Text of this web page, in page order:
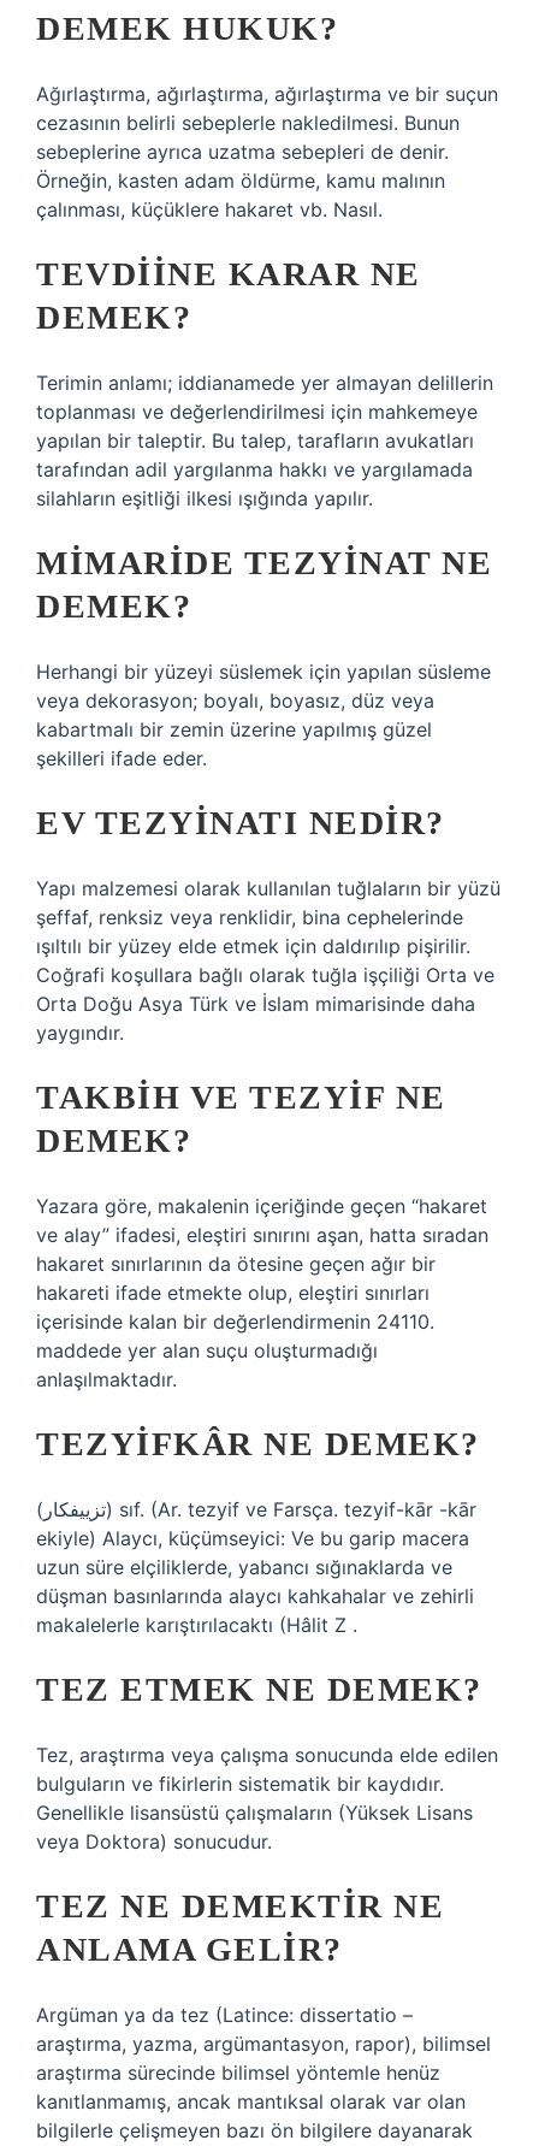
DEMEK HUKUK?
Ağırlaştırma, ağırlaştırma, ağırlaştırma ve bir suçun
cezasının belirli sebeplerle nakledilmesi. Bunun
sebeplerine ayrıca uzatma sebepleri de denir.
Örneğin, kasten adam öldürme, kamu malının
çalınması, küçüklere hakaret vb. Nasıl.
TEVDIINE KARAR NE
DEMEK?
Terimin anlamı; iddianamede yer almayan delillerin
toplanması ve değerlendirilmesi için mahkemeye
yapılan bir taleptir. Bu talep, tarafların avukatları
tarafından adil yargılanma hakkı ve yargılamada
silahların eşitliği ilkesi ışığında yapılır.
MIMARIDE TEZYINAT NE
DEMEK?
Herhangi bir yüzeyi süslemek için yapılan süsleme
veya dekorasyon; boyalı, boyasız, düz veya
kabartmalı bir zemin üzerine yapılmış güzel
şekilleri ifade eder.
EV TEZYINATI NEDIR?
Yapı malzemesi olarak kullanılan tuğlaların bir yüzü
şeffaf, renksiz veya renklidir, bina cephelerinde
ışıltılı bir yüzey elde etmek için daldırılıp pişirilir.
Coğrafi koşullara bağlı olarak tuğla işçiliği Orta ve
Orta Doğu Asya Türk ve İslam mimarisinde daha
yaygındır.
TAKBIH VE TEZYIF NE
DEMEK?
Yazara göre, makalenin içeriğinde geçen “hakaret
ve alay” ifadesi, eleştiri sınırını aşan, hatta sıradan
hakaret sınırlarının da ötesine geçen ağır bir
hakareti ifade etmekte olup, eleştiri sınırları
içerisinde kalan bir değerlendirmenin 24110.
maddede yer alan suçu oluşturmadığı
anlaşılmaktadır.
TEZYIFKÂR NE DEMEK?
(ﺗﺰﻳﻴﻔﻜﺎﺭ) sıf. (Ar. tezyіf ve Farsça. tezyіf-kār -kār
ekiyle) Alaycı, küçümseyici: Ve bu garip macera
uzun süre elçiliklerde, yabancı sığınaklarda ve
düşman basınlarında alaycı kahkahalar ve zehirli
makalelerle karıştırılacaktı (Hâlit Z .
TEZ ETMEK NE DEMEK?
Tez, araştırma veya çalışma sonucunda elde edilen
bulguların ve fikirlerin sistematik bir kaydıdır.
Genellikle lisansüstü çalışmaların (Yüksek Lisans
veya Doktora) sonucudur.
TEZ NE DEMEKTIR NE
ANLAMA GELIR?
Argüman ya da tez (Latince: dissertatio –
araştırma, yazma, argümantasyon, rapor), bilimsel
araştırma sürecinde bilimsel yöntemle henüz
kanıtlanmamış, ancak mantıksal olarak var olan
bilgilerle çelişmeyen bazı ön bilgilere dayanarak